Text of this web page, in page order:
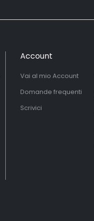
Account
Vai al mio Account
Domande frequenti
Scrivici